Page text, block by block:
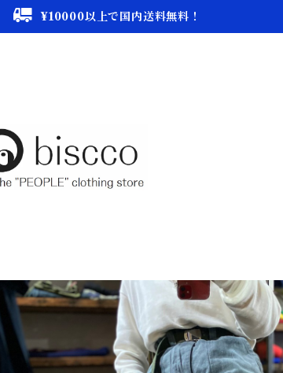
¥10000以上で国内送料無料！